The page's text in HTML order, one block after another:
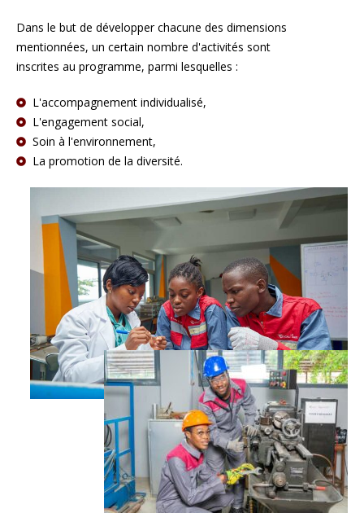
Dans le but de développer chacune des dimensions
mentionnées, un certain nombre d'activités sont
inscrites au programme, parmi lesquelles :
L'accompagnement individualisé,
L'engagement social,
Soin à l'environnement,
La promotion de la diversité.